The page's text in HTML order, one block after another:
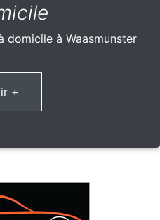
domicile à Waasmunster
+